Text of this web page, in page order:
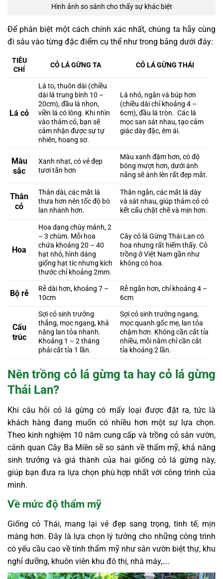
Hình ảnh so sánh cho thấy sự khác biệt
Để phân biệt một cách chính xác nhất, chúng ta hãy cùng
đi sâu vào từng đặc điểm cụ thể như trong bảng dưới đây:
TIÊU
CHÍ
CỎ LÁ GỪNG TA CỎ LÁ GỪNG THÁI
Lá cỏ
Lá to, thuôn dài (chiều
dài lá trung bình 10 –
20cm), đầu lá nhọn,
viền lá có lông. Khi nhìn
vào thảm cỏ, bạn sẽ
cảm nhận được sự tự
nhiên, hoang sơ.
Lá nhỏ, ngắn và búp hơn
(chiều dài chỉ khoảng 4 –
6cm), đầu lá tròn. Các lá
mọc san sát nhau, tạo cảm
giác dày đặc, êm ái.
Màu
sắc
Xanh nhạt, có vẻ đẹp
tươi tắn hơn
Màu xanh đậm hơn, có độ
bóng mượt hơn, dưới ánh
nắng sẽ ánh lên rất đẹp mắt.
Thân
cỏ
Thân dài, các mắt lá
thưa hơn nên tốc độ bò
lan nhanh hơn.
Thân ngắn, các mắt lá dày
và sát nhau, giúp thảm cỏ có
kết cấu chặt chẽ và mịn hơn.
Hoa
Hoa dạng chùy mảnh, 2
– 3 chùm. Mỗi hoa
chứa khoảng 20 – 40
hạt nhỏ, hình dáng
giống hạt tíc nhưng kích
thước chỉ khoảng 2mm.
Cây cỏ lá Gừng Thái Lan có
hoa nhưng rất hiếm thấy. Cỏ
trồng ở Việt Nam gần như
không có hoa.
Bộ rễ
Rễ dài hơn, khoảng 7 –
10cm
Rễ ngắn hơn, chỉ khoảng 4 –
6cm
Cấu
trúc
Sợi cỏ sinh trưởng
thẳng, mọc ngang, khả
năng lan tỏa nhanh.
Khoảng 1 – 2 tháng
phải cắt tỉa 1 lần.
Sợi cỏ sinh trưởng ngang,
mọc quanh gốc mẹ, lan tỏa
chậm hơn. Không cần cắt tỉa
nhiều, mỗi năm chỉ cần cắt
tỉa khoảng 2 lần.
Nên trồng cỏ lá gừng ta hay cỏ lá gừng
Thái Lan?
Khi câu hỏi cỏ lá gừng có mấy loại được đặt ra, tức là
khách hàng đang muốn có nhiều hơn một sự lựa chọn.
Theo kinh nghiệm 10 năm cung cấp và trồng cỏ sân vườn,
cảnh quan Cây Ba Miền sẽ so sánh về thẩm mỹ, khả năng
sinh trưởng và giá thành của hai giống cỏ lá gừng này,
giúp bạn đưa ra lựa chọn phù hợp nhất với công trình của
mình.
Về mức độ thẩm mỹ
Giống cỏ Thái, mang lại vẻ đẹp sang trọng, tinh tế, mịn
màng hơn. Đây là lựa chọn lý tưởng cho những công trình
có yếu cầu cao về tính thẩm mỹ như sân vườn biệt thự, khu
nghỉ dưỡng, khuôn viên khu đô thị, nhà máy,….